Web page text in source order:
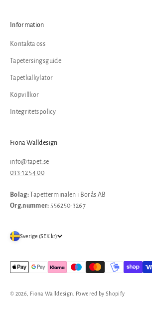
Information
Kontakta oss
Tapetersingsguide
Tapetkalkylator
Köpvillkor
Integritetspolicy
Fiona Walldesign
info@tapet.se
033-12 54 00
Bolag:
Tapetterminalen i Borås AB
Org.nummer: 556250-3267
Sverige (SEK kr)
© 2026, Fiona Walldesign. Powered by Shopify